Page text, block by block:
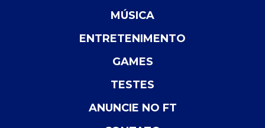
MÚSICA
ENTRETENIMENTO
GAMES
TESTES
ANUNCIE NO FT